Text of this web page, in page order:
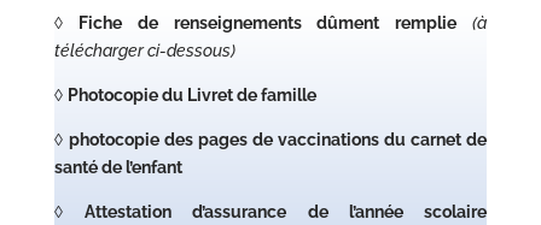
◊ Fiche de renseignements dûment remplie
(à
télécharger ci-dessous)
◊ Photocopie du Livret de famille
◊ photocopie des pages de vaccinations du carnet de
santé de l’enfant
◊Attestation d’assurance de l’année scolaire